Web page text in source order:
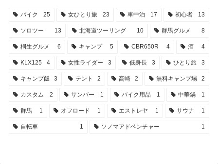
バイク 25 女ひとり旅 23 車中泊 17 初心者 13
ソロツー 13 北海道ツーリング 10 群馬グルメ 8
桐生グルメ 6 キャンプ 5 CBR650R 4 酒 4
KLX125 4 女性ライダー 3 低身長 3 ひとり旅 3
キャンプ飯 3 テント 2 高崎 2 無料キャンプ場 2
カスタム 2 サンバー 1 バイク用品 1 中華鍋 1
群馬 1 オフロード 1 エストレヤ 1 サウナ 1
自転車 1 ソノマアドベンチャー 1